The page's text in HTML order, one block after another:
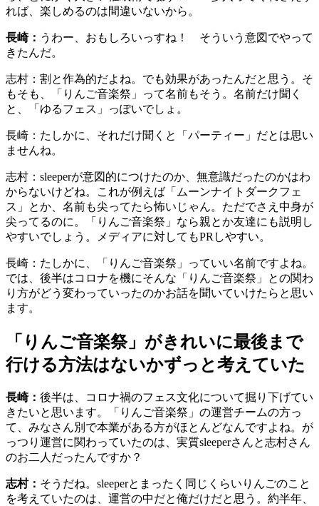
れば、楽しめるのは間違いないから。
長崎： うわー、おもしろいっすね！ そういう意図でやって
きたんだ。
志村：割と作為的だよね。でも効果があったんだと思う。そ
もそも、「りんご音楽祭」って名前もそう。名前だけ聞く
と、「ゆるフェス」っぽいでしょ。
長崎：たしかに、それだけ聞くと「パーティー」だとは思い
ませんね。
志村：sleeperが意図的につけたのか、無意識だったのかはわ
からないけどね。これが例えば「ムーンナイトダークフェ
ス」とか、名前も尖ってたら怖いじゃん。ただでさえ中身が
尖ってるのに。「りんご音楽祭」なら親とか友達にも説明し
やすいでしょう。メディアに対してもPRしやすい。
長崎：たしかに、「りんご音楽祭」っていい名前ですよね。
では、後半はコロナを機にそんな「りんご音楽祭」との関わ
り方がどう変わっていったのかお話を聞いていけたらと思い
ます。
「りんご音楽祭」がきれいに最後まで
行ける方法はないかずっと考えていた
長崎： 後半は、コロナ禍のフェス文化について掘り下げてい
きたいと思います。「りんご音楽祭」の運営チームの方っ
て、みなさん別で本業がある方がほとんどなんですよね。が
っつり運営に関わっていたのは、実質sleeperさんと志村さん
のお二人だったんですか？
志村： そうだね。sleeperとまったく同じくらいりんごのこと
を考えていたのは、運営の中だと俺だけだと思う。約半年、